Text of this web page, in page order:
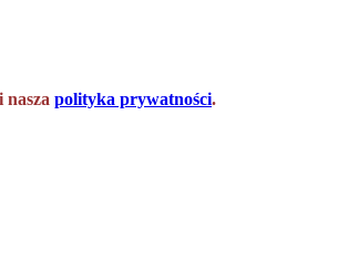
nasza polityka prywatności.